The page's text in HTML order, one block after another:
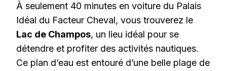
À seulement 40 minutes en voiture du Palais
Idéal du Facteur Cheval, vous trouverez le
Lac de Champos, un lieu idéal pour se
détendre et profiter des activités nautiques.
Ce plan d’eau est entouré d’une belle plage de